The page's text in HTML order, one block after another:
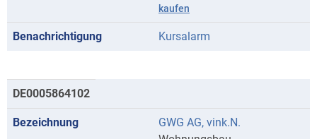
kaufen
Kursalarm
DE0005864102
GWG AG, vink.N.